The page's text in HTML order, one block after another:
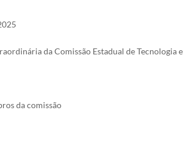
da Comissão Estadual de Tecnologia
da comissão